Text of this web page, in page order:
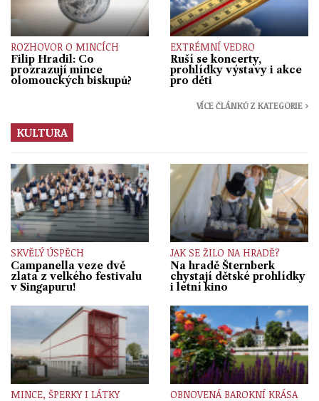
ROZHOVOR O MINCÍCH
Filip Hradil: Co
prozrazují mince
olomouckých biskupů?
EXTRÉMNÍ VEDRO
Ruší se koncerty,
prohlídky výstavy i akce
pro děti
VÍCE ČLÁNKŮ Z KATEGORIE ›
KULTURA
SKVĚLÝ ÚSPĚCH
Campanella veze dvě
zlata z velkého festivalu
v Singapuru!
JAK SE ŽILO NA HRADĚ?
Na hradě Šternberk
chystají dětské prohlídky
i letní kino
MINCE, ŠPERKY I LÁTKY OBNOVENÁ BAROKNÍ KRÁSA